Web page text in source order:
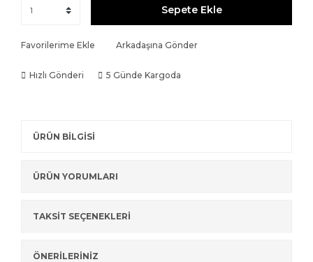
Sepete Ekle
Favorilerime Ekle Arkadaşına Gönder
Hızlı Gönderi 5 Günde Kargoda
ÜRÜN BİLGİSİ
ÜRÜN YORUMLARI
TAKSİT SEÇENEKLERİ
ÖNERİLERİNİZ